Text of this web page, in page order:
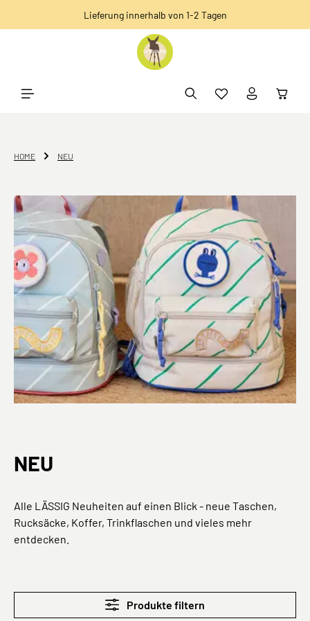
Lieferung innerhalb von 1-2 Tagen
HOME NEU
NEU
Alle LÄSSIG Neuheiten auf einen Blick - neue Taschen,
Rucksäcke, Koffer, Trinkflaschen und vieles mehr
entdecken.
Produkte filtern